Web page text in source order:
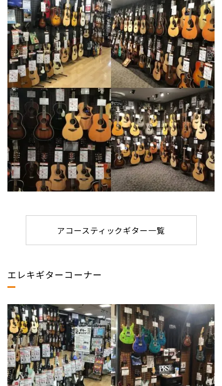
アコースティックギター一覧
エレキギターコーナー